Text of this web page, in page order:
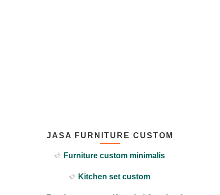
JASA FURNITURE CUSTOM
Furniture custom minimalis
Kitchen set custom